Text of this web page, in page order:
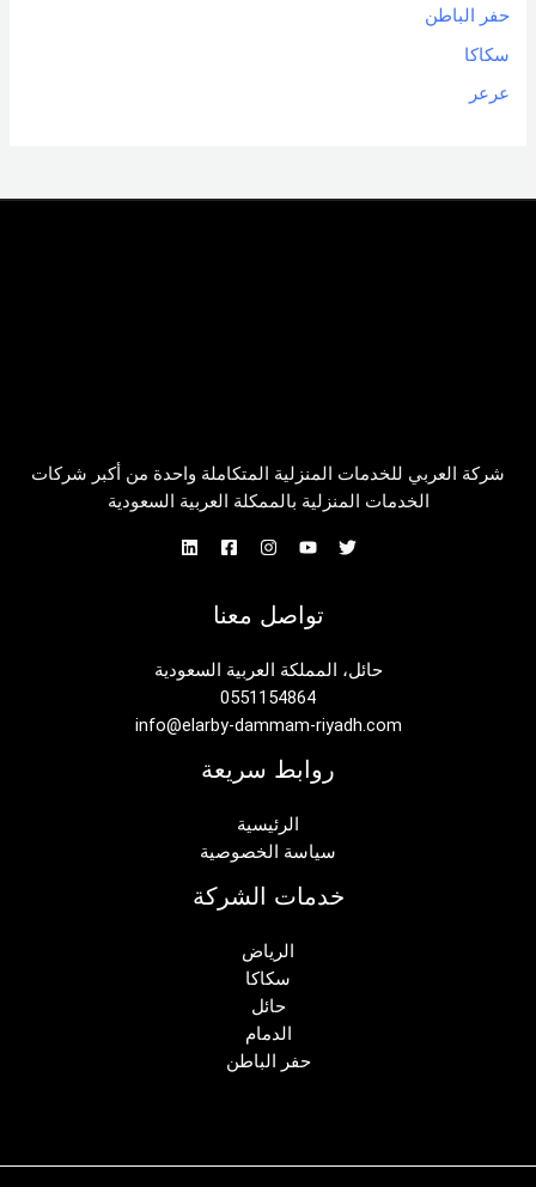
حفر الباطن
سكاكا
عرعر
شركة العربي للخدمات المنزلية المتكاملة واحدة من أكبر شركات
الخدمات المنزلية بالممكلة العربية السعودية
تواصل معنا
حائل، المملكة العربية السعودية
0551154864
info@elarby-dammam-riyadh.com
روابط سريعة
الرئيسية
سياسة الخصوصية
خدمات الشركة
الرياض
سكاكا
حائل
الدمام
حفر الباطن